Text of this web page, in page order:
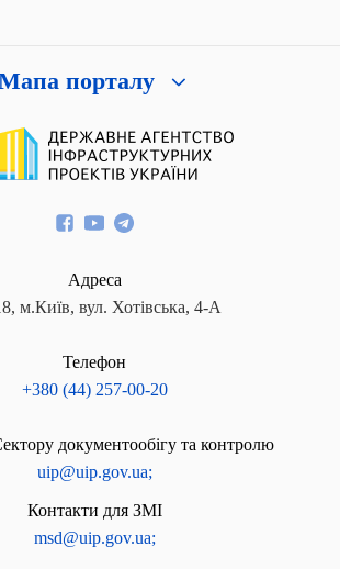
порталу
Адреса
м.Київ, вул. Хотівська, 4-А
Телефон
+380 (44) 257-00-20
документообігу та контролю
uip@uip.gov.ua;
Контакти для ЗМІ
msd@uip.gov.ua;